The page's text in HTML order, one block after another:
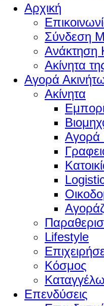
Αρχική
Σύνδεση
Ανάκτηση
Ακίνητα
Αγορά
Ακίνητα
Αγορά
Lifestyle
Κόσμος
Επενδύσεις